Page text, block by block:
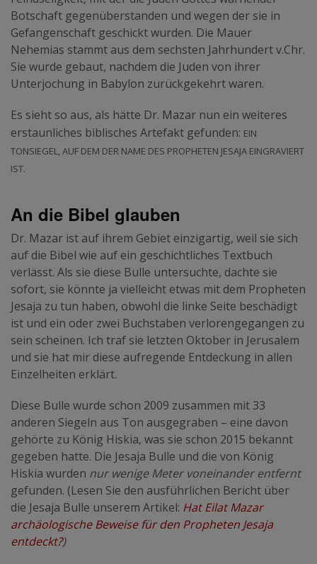
Botschaft gegenüberstanden und wegen der sie in
Gefangenschaft geschickt wurden. Die Mauer
Nehemias stammt aus dem sechsten Jahrhundert v.Chr.
Sie wurde gebaut, nachdem die Juden von ihrer
Unterjochung in Babylon zurückgekehrt waren.
Es sieht so aus, als hätte Dr. Mazar nun ein weiteres
erstaunliches biblisches Artefakt gefunden: Ein
Tonsiegel, auf dem der Name des Propheten Jesaja eingraviert
ist.
An die Bibel glauben
Dr. Mazar ist auf ihrem Gebiet einzigartig, weil sie sich
auf die Bibel wie auf ein geschichtliches Textbuch
verlässt. Als sie diese Bulle untersuchte, dachte sie
sofort, sie könnte ja vielleicht etwas mit dem Propheten
Jesaja zu tun haben, obwohl die linke Seite beschädigt
ist und ein oder zwei Buchstaben verlorengegangen zu
sein scheinen. Ich traf sie letzten Oktober in Jerusalem
und sie hat mir diese aufregende Entdeckung in allen
Einzelheiten erklärt.
Diese Bulle wurde schon 2009 zusammen mit 33
anderen Siegeln aus Ton ausgegraben – eine davon
gehörte zu König Hiskia, was sie schon 2015 bekannt
gegeben hatte. Die Jesaja Bulle und die von König
Hiskia wurden nur wenige Meter voneinander entfernt
gefunden. (Lesen Sie den ausführlichen Bericht über
die Jesaja Bulle unserem Artikel: Hat Eilat Mazar
archäologische Beweise für den Propheten Jesaja
entdeckt?)